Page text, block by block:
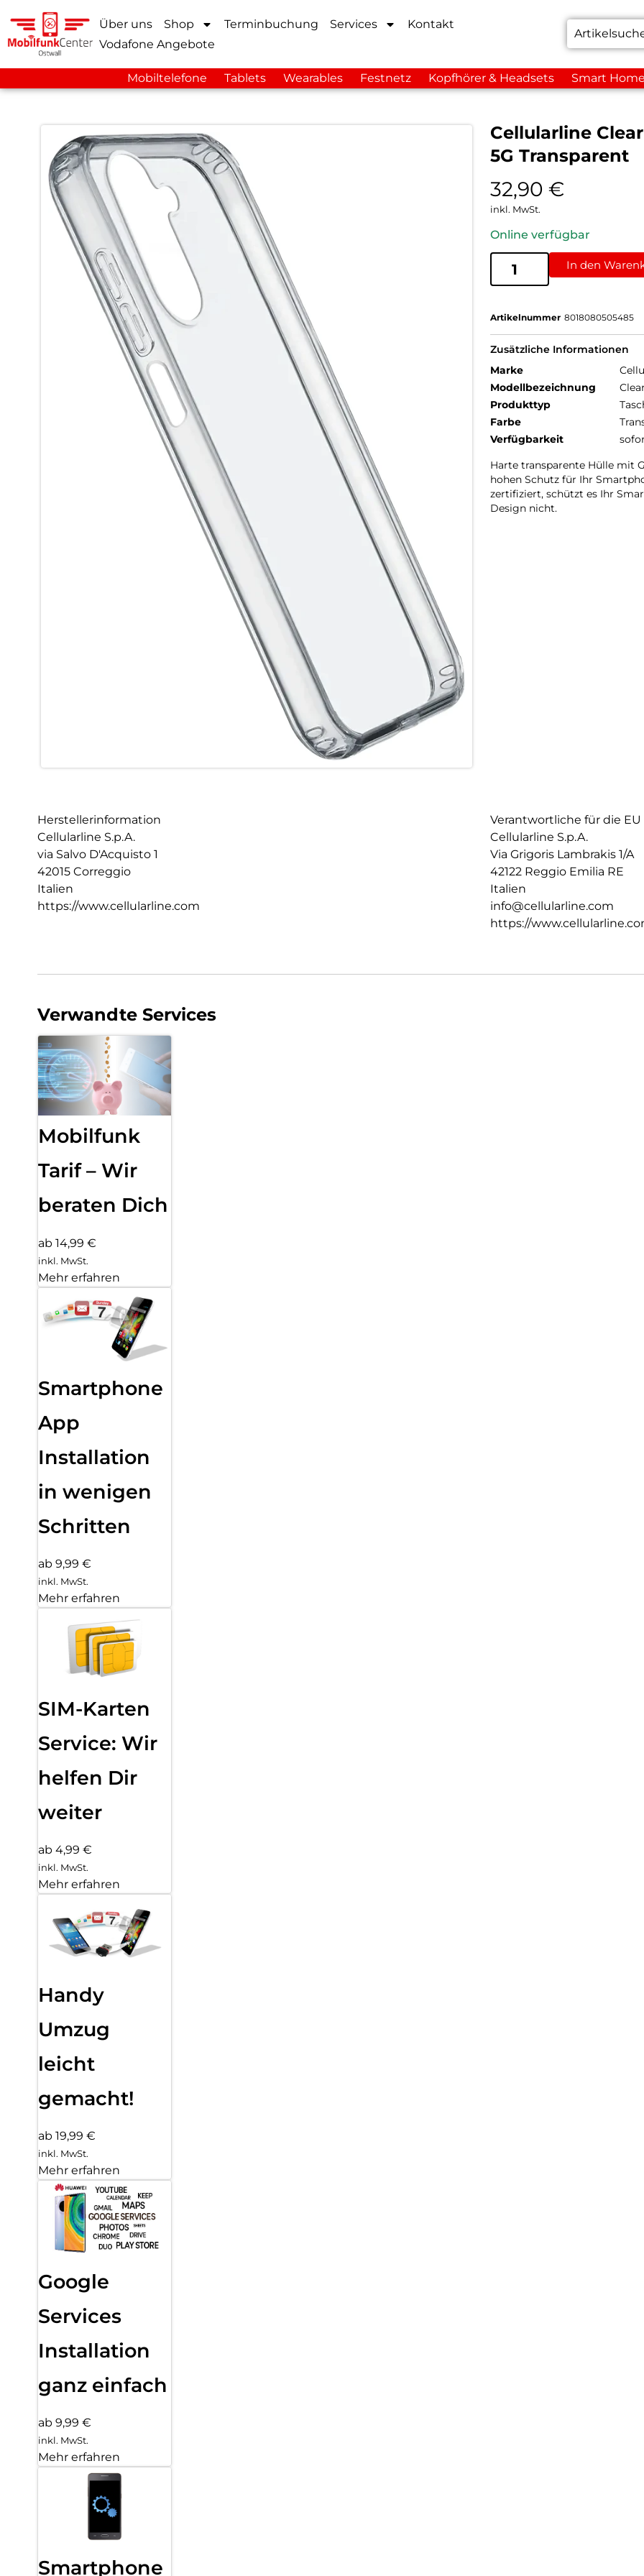
Über uns Shop Terminbuchung Services
Kontakt
Vodafone Angebote
Mobiltelefone Tablets Wearables Festnetz Kopfhörer & Headsets Smart
Cellularline
5G Transparent
32,90 €
inkl. MwSt.
Online verfügbar
In den
Artikelnummer 8018080505485
Zusätzliche Informationen
Marke
Modellbezeichnung
Produkttyp
Farbe
Verfügbarkeit
Harte transparente Hülle mit
hohen Schutz für Ihr
zertifiziert, schützt es Ihr
Design nicht.
Herstellerinformation
Cellularline S.p.A.
via Salvo D'Acquisto 1
42015 Correggio
Italien
https://www.cellularline.com
Verantwortliche für die EU
Cellularline S.p.A.
Via Grigoris Lambrakis 1/A
42122 Reggio Emilia RE
Italien
info@cellularline.com
https://
Verwandte Services
Mobilfunk
Tarif – Wir
beraten Dich
ab 14,99 €
inkl. MwSt.
Mehr erfahren
Smartphone
App
Installation
in wenigen
Schritten
ab 9,99 €
inkl. MwSt.
Mehr erfahren
SIM-Karten
Service: Wir
helfen Dir
weiter
ab 4,99 €
inkl. MwSt.
Mehr erfahren
Handy
Umzug
leicht
gemacht!
ab 19,99 €
inkl. MwSt.
Mehr erfahren
Google
Services
Installation
ganz einfach
ab 9,99 €
inkl. MwSt.
Mehr erfahren
Smartphone